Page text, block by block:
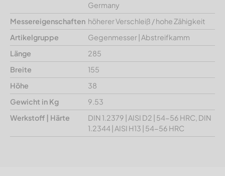
Germany
Messereigenschaften höherer Verschleiß / hohe Zähigkeit
Artikelgruppe
Gegenmesser | Abstreifkamm
Länge
285
Breite
155
Höhe
38
Gewicht in Kg
9.53
Werkstoff | Härte
DIN 1.2379 | AISI D2 | 54-56 HRC, DIN
1.2344 | AISI H13 | 54-56 HRC